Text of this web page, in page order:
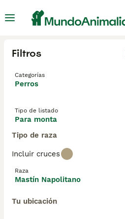
Filtros
Categorías
Perros
Tipo de listado
Para monta
Tipo de raza
Incluir cruces
Raza
Mastín Napolitano
Tu ubicación